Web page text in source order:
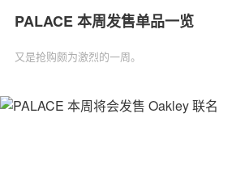
PALACE 本周发售单品一览
又是抢购颇为激烈的一周。